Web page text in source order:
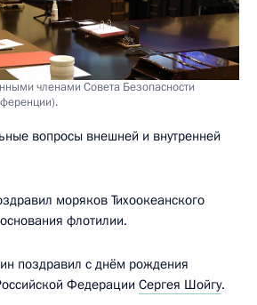
членами Совета Безопасности
вопросы внешней и внутренней
моряков Тихоокеанского
флотилии.
поздравил с днём рождения
Федерации Сергея Шойгу.